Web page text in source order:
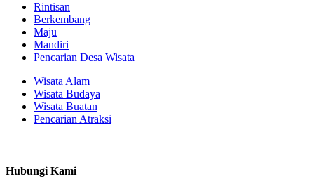
Rintisan
Berkembang
Maju
Mandiri
Pencarian Desa Wisata
Wisata Alam
Wisata Budaya
Wisata Buatan
Pencarian Atraksi
Hubungi Kami